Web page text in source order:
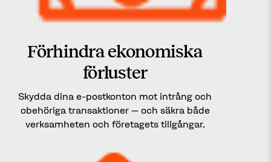
Förhindra ekonomiska
förluster
Skydda dina e-postkonton mot intrång och
obehöriga transaktioner – och säkra både
verksamheten och företagets tillgångar.